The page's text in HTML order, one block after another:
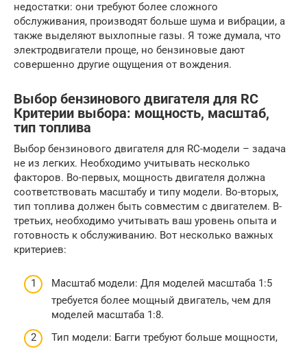
недостатки: они требуют более сложного
обслуживания, производят больше шума и вибрации, а
также выделяют выхлопные газы. Я тоже думала, что
электродвигатели проще, но бензиновые дают
совершенно другие ощущения от вождения.
Выбор бензинового двигателя для RC
Критерии выбора: мощность, масштаб,
тип топлива
Выбор бензинового двигателя для RC-модели – задача
не из легких. Необходимо учитывать несколько
факторов. Во-первых, мощность двигателя должна
соответствовать масштабу и типу модели. Во-вторых,
тип топлива должен быть совместим с двигателем. В-
третьих, необходимо учитывать ваш уровень опыта и
готовность к обслуживанию. Вот несколько важных
критериев:
Масштаб модели: Для моделей масштаба 1:5
требуется более мощный двигатель, чем для
моделей масштаба 1:8.
Тип модели: Багги требуют больше мощности,